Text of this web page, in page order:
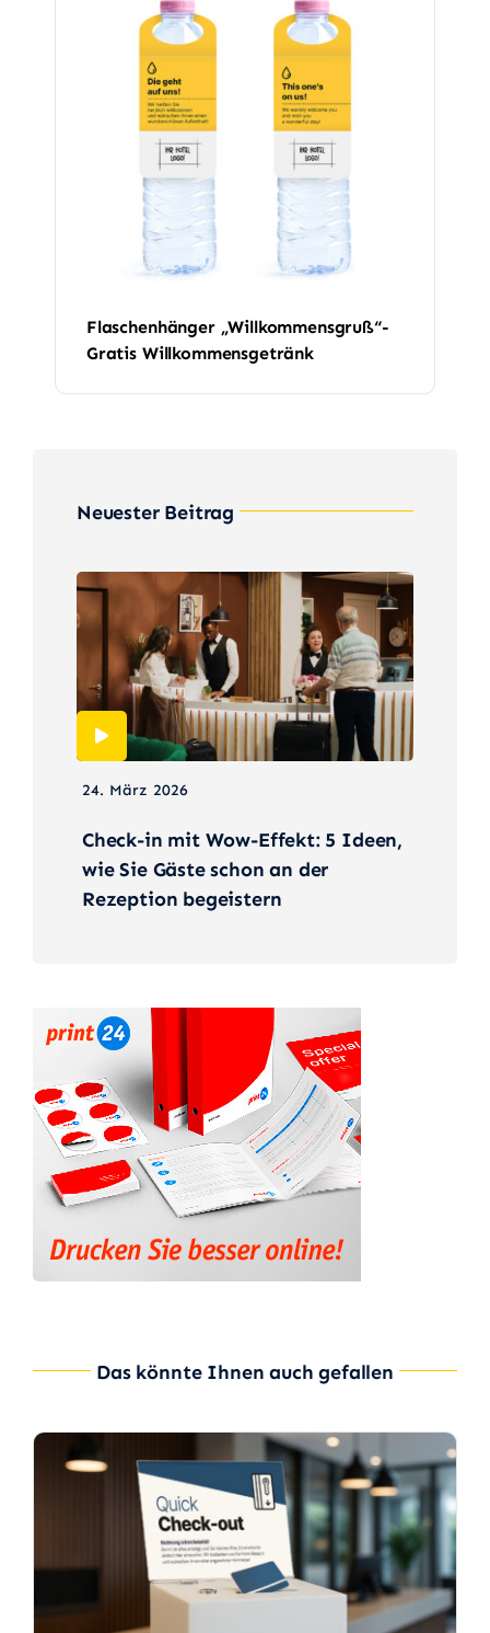
Flaschenhänger „Willkommensgruß“-
Gratis Willkommensgetränk
Neuester Beitrag
24. März 2026
Check-in mit Wow-Effekt: 5 Ideen,
wie Sie Gäste schon an der
Rezeption begeistern
Das könnte Ihnen auch gefallen